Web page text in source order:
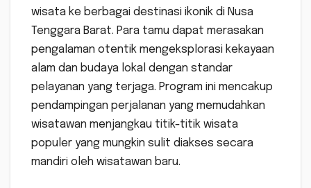
wisata ke berbagai destinasi ikonik di Nusa
Tenggara Barat. Para tamu dapat merasakan
pengalaman otentik mengeksplorasi kekayaan
alam dan budaya lokal dengan standar
pelayanan yang terjaga. Program ini mencakup
pendampingan perjalanan yang memudahkan
wisatawan menjangkau titik-titik wisata
populer yang mungkin sulit diakses secara
mandiri oleh wisatawan baru.